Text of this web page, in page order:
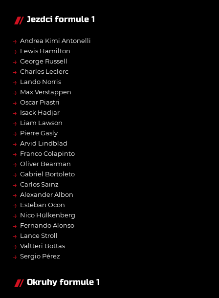
Jezdci formule 1
→ Andrea Kimi Antonelli
→ Lewis Hamilton
→ George Russell
→ Charles Leclerc
→ Lando Norris
→ Max Verstappen
→ Oscar Piastri
→ Isack Hadjar
→ Liam Lawson
→ Pierre Gasly
→ Arvid Lindblad
→ Franco Colapinto
→ Oliver Bearman
→ Gabriel Bortoleto
→ Carlos Sainz
→ Alexander Albon
→ Esteban Ocon
→ Nico Hülkenberg
→ Fernando Alonso
→ Lance Stroll
→ Valtteri Bottas
→ Sergio Pérez
Okruhy formule 1